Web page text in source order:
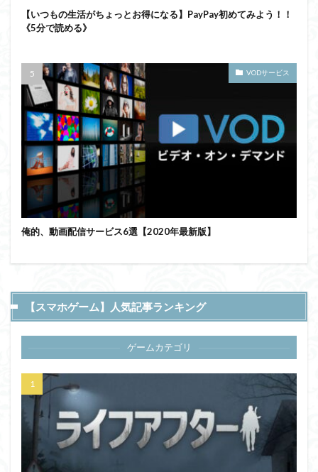
【いつもの生活がちょっとお得になる】PayPay初めてみよう！！
《5分で読める》
VODサービス
俺的、動画配信サービス6選【2020年最新版】
【スマホゲーム】人気記事ランキング
ゲームカテゴリ